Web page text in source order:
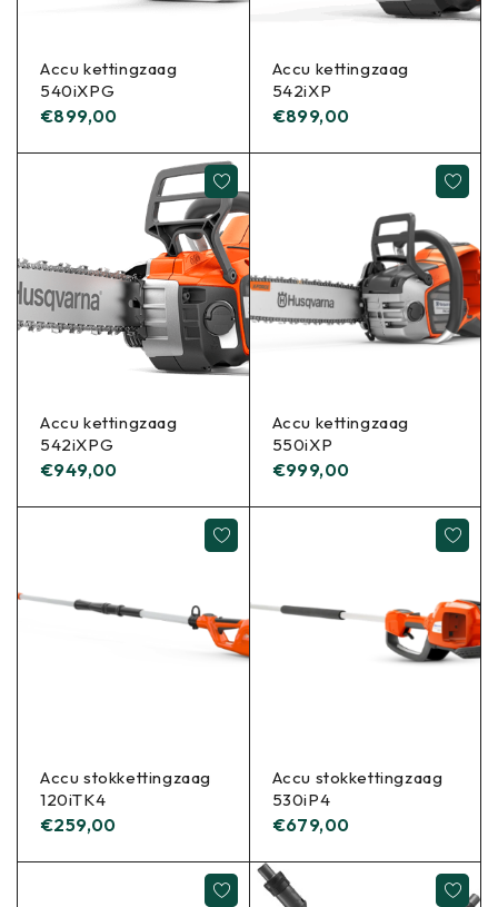
Accu kettingzaag
540iXPG
€899,00
Accu kettingzaag
542iXP
€899,00
Accu kettingzaag
542iXPG
€949,00
Accu kettingzaag
550iXP
€999,00
Accu stokkettingzaag
120iTK4
€259,00
Accu stokkettingzaag
530iP4
€679,00